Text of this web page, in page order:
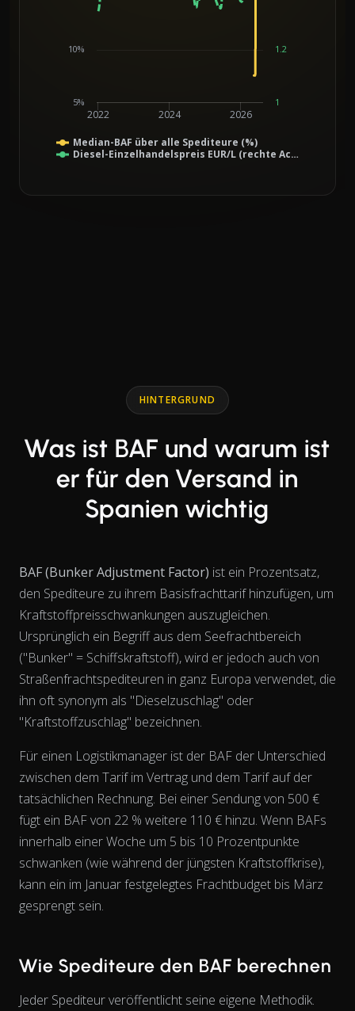
Line chart with 2 lines.
View as data table, Chart
Median-BAF über alle Spediteure (%)
Diesel-Einzelhandelspreis EUR/L (rechte Ac…
2022 2024 2026
5%
10%
1
1.2
HINTERGRUND
Was ist BAF und warum ist
er für den Versand in
Spanien wichtig
BAF (Bunker Adjustment Factor) ist ein Prozentsatz,
den Spediteure zu ihrem Basisfrachttarif hinzufügen, um
Kraftstoffpreisschwankungen auszugleichen.
Ursprünglich ein Begriff aus dem Seefrachtbereich
("Bunker" = Schiffskraftstoff), wird er jedoch auch von
Straßenfrachtspediteuren in ganz Europa verwendet, die
ihn oft synonym als "Dieselzuschlag" oder
"Kraftstoffzuschlag" bezeichnen.
Für einen Logistikmanager ist der BAF der Unterschied
zwischen dem Tarif im Vertrag und dem Tarif auf der
tatsächlichen Rechnung. Bei einer Sendung von 500 €
fügt ein BAF von 22 % weitere 110 € hinzu. Wenn BAFs
innerhalb einer Woche um 5 bis 10 Prozentpunkte
schwanken (wie während der jüngsten Kraftstoffkrise),
kann ein im Januar festgelegtes Frachtbudget bis März
gesprengt sein.
Wie Spediteure den BAF berechnen
Jeder Spediteur veröffentlicht seine eigene Methodik.